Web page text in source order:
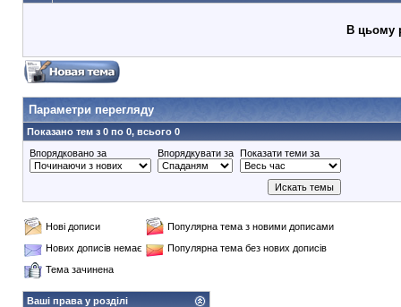
В цьому
90353748e6549cd1148d01dde3b3bc75
Параметри перегляду
Показано тем з 0 по 0, всього 0
Впорядковано за
Впорядкувати за Показати теми за
Нові дописи
Популярна тема з новими дописами
Нових дописів немає
Популярна тема без нових дописів
Тема зачинена
Ваші права у розділі